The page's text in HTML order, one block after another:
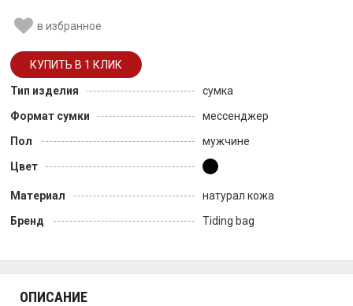
в избранное
Тип изделия
сумка
Формат сумки
мессенджер
Пол
мужчине
Цвет
Материал
натурал кожа
Бренд
Tiding bag
ОПИСАНИЕ